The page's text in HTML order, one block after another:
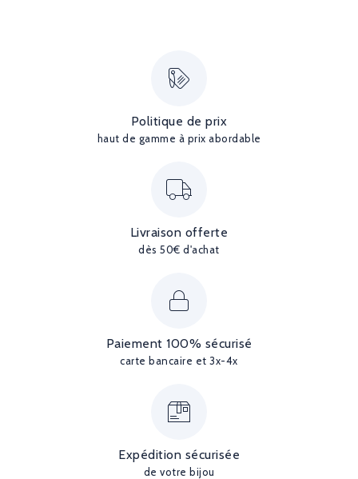
Politique de prix
haut de gamme à prix abordable
Livraison offerte
dès 50€ d'achat
Paiement 100% sécurisé
carte bancaire et 3x-4x
Expédition sécurisée
de votre bijou